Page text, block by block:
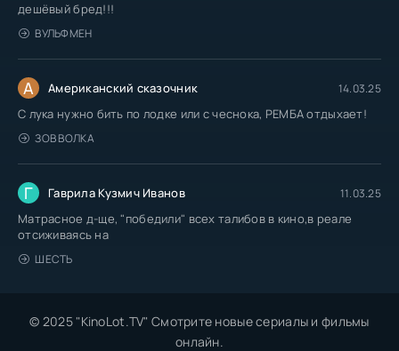
дешёвый бред!!!
ВУЛЬФМЕН
А Американский сказочник 14.03.25
С лука нужно бить по лодке или с чеснока, РЕМБА отдыхает!
ЗОВ ВОЛКА
Г Гаврила Кузмич Иванов 11.03.25
Матрасное д-ще, "победили" всех талибов в кино,в реале
отсиживаясь на
ШЕСТЬ
© 2025 "KinoLot.TV" Смотрите новые сериалы и фильмы
онлайн.